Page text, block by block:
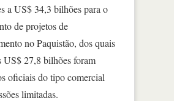
a US$ 34,3 bilhões para o
de projetos de
no Paquistão, dos quais
US$ 27,8 bilhões foram
oficiais do tipo comercial
limitadas.